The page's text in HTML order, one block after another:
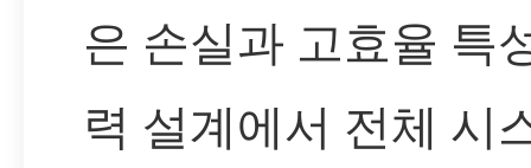
은 손실과 고효율 특
력 설계에서 전체 시